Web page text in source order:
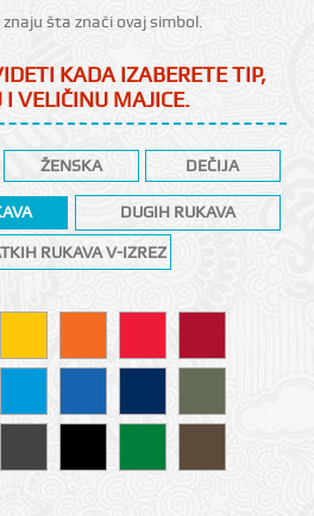
šta znači ovaj simbol.
KADA IZABERETE TIP,
I VELIČINU MAJICE.
ŽENSKA DEČIJA
DUGIH RUKAVA
RUKAVA V-IZREZ